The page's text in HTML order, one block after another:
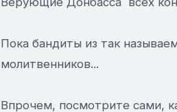
Пока бандиты из так
молитвенников...
Впрочем, посмотрите сами,